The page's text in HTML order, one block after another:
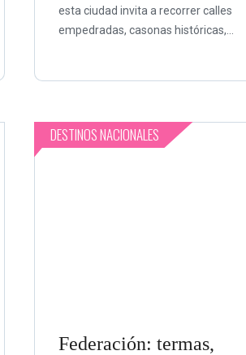
esta ciudad invita a recorrer calles
empedradas, casonas históricas,...
DESTINOS NACIONALES
Federación: termas,